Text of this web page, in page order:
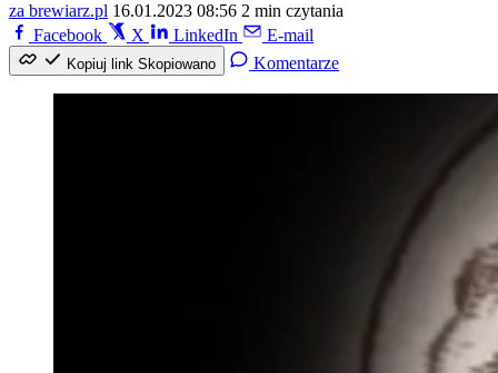
za brewiarz.pl 16.01.2023 08:56 2 min czytania
Facebook
X LinkedIn E-mail
Kopiuj link Skopiowano Komentarze